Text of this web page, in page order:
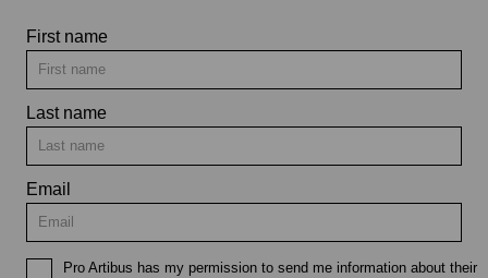
First name
Last name
Email
Pro Artibus has my permission to send me information about their